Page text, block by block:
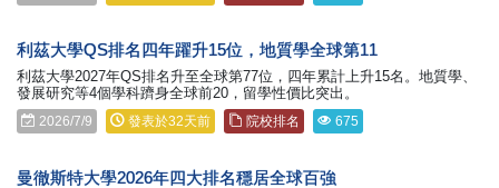
利茲大學QS排名四年躍升15位，地質學全球第11
利茲大學2027年QS排名升至全球第77位，四年累計上升15名。地質學、
發展研究等4個學科躋身全球前20，留學性價比突出。
2026/7/9 發表於32天前 院校排名 675
曼徹斯特大學2026年四大排名穩居全球百強